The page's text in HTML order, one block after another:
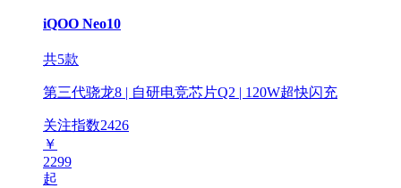
iQOO Neo10
共5款
第三代骁龙8 | 自研电竞芯片Q2 | 120W超快闪充
关注指数2426
￥
2299
起